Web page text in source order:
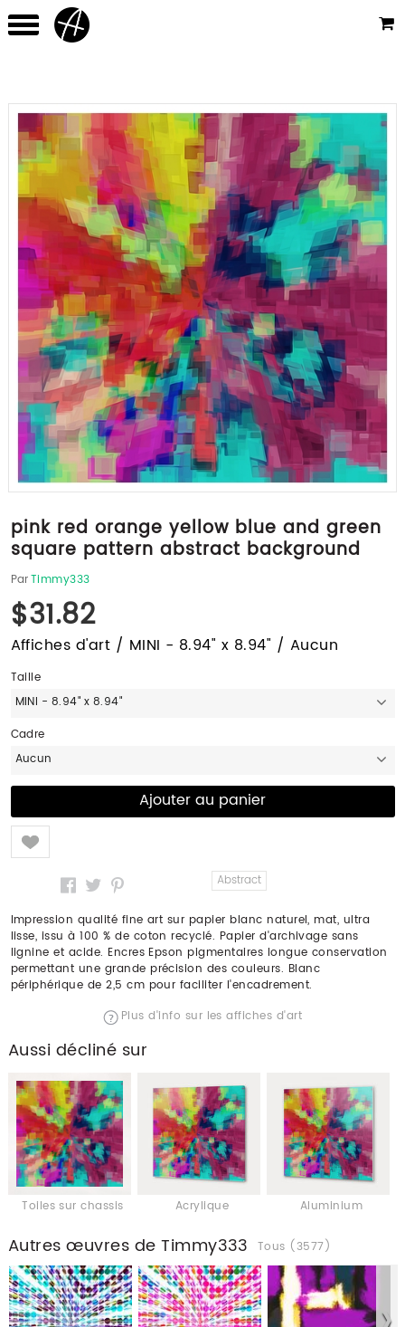
pink red orange yellow blue and green
square pattern abstract background
ParTimmy333
$31.82
Affiches d'art / MINI - 8.94" x 8.94" / Aucun
Taille
MINI - 8.94" x 8.94"
Cadre
Aucun
Like
Abstract
Impression qualité fine art sur papier blanc naturel, mat, ultra
lisse, issu à 100 % de coton recyclé. Papier d'archivage sans
lignine et acide. Encres Epson pigmentaires longue conservation
permettant une grande précision des couleurs. Blanc
périphérique de 2,5 cm pour faciliter l'encadrement.
Plus d'info sur les affiches d'art
Aussi décliné sur
Toiles sur chassis Acrylique Aluminium
Autres œuvres de Timmy333 Tous (3577)